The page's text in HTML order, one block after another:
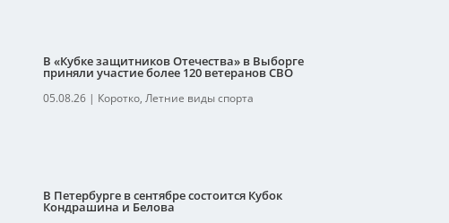
В «Кубке защитников Отечества» в Выборге
приняли участие более 120 ветеранов СВО
05.08.26| Коротко, Летние виды спорта
В Петербурге в сентябре состоится Кубок
Кондрашина и Белова